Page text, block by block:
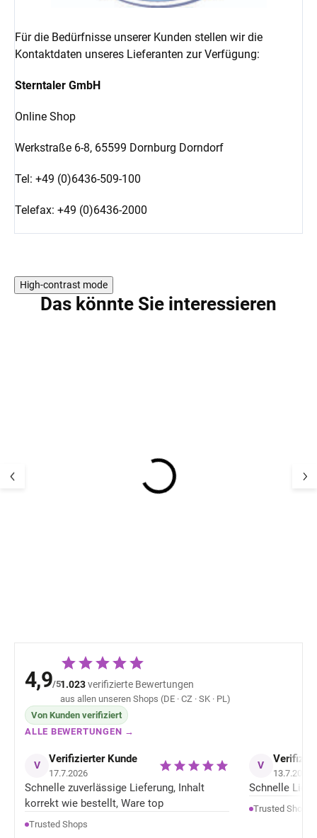
Für die Bedürfnisse unserer Kunden stellen wir die
Kontaktdaten unseres Lieferanten zur Verfügung:
Sterntaler GmbH
Online Shop
Werkstraße 6-8, 65599 Dornburg Dorndorf
Tel: +49 (0)6436-509-100
Telefax: +49 (0)6436-2000
High-contrast mode
Das könnte Sie interessieren
4,9/51.023verifizierte Bewertungen
aus allen unseren Shops (DE · CZ · SK · PL)
Von Kunden verifiziert
ALLE BEWERTUNGEN →
V Verifizierter Kunde
17.7.2026
Schnelle zuverlässige Lieferung, Inhalt
korrekt wie bestellt, Ware top
Trusted Shops
V
13.7.2026
Schnelle
Trusted Shops